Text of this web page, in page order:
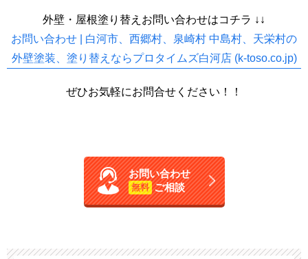
外壁・屋根塗り替えお問い合わせはコチラ ↓↓
お問い合わせ | 白河市、西郷村、泉崎村 中島村、天栄村の
外壁塗装、塗り替えならプロタイムズ白河店 (k-toso.co.jp)
ぜひお気軽にお問合せください！！
お問い合わせ
無料 ご相談